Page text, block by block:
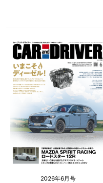
2026年6月号